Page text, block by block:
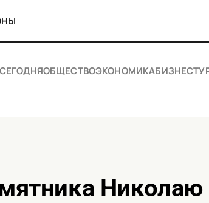
ОБЩЕСТВОЭКОНОМИКАБИЗНЕС